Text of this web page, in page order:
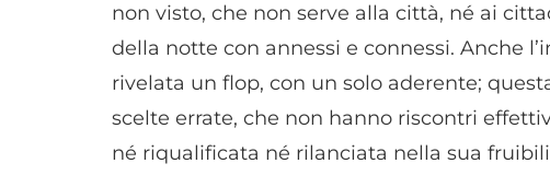
scelte
non visto, che non serve alla città, né ai
della notte con annessi e connessi. Anche
rivelata un flop, con un solo aderente;
scelte errate, che non hanno riscontri
né riqualificata né rilanciata nella sua